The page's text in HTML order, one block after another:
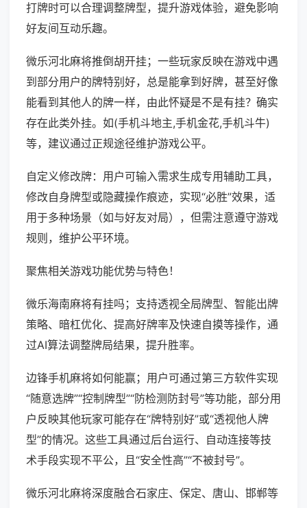
打牌时可以合理调整牌型，提升游戏体验，避免影响
好友间互动乐趣。
微乐河北麻将推倒胡开挂；一些玩家反映在游戏中遇
到部分用户的牌特别好，总是能拿到好牌，甚至好像
能看到其他人的牌一样，由此怀疑是不是有挂？确实
存在此类外挂。如(手机斗地主,手机金花,手机斗牛)
等，建议通过正规途径维护游戏公平。
自定义修改牌：用户可输入需求生成专用辅助工具，
修改自身牌型或隐藏操作痕迹，实现“必胜”效果，适
用于多种场景（如与好友对局），但需注意遵守游戏
规则，维护公平环境。
聚焦相关游戏功能优势与特色！
微乐海南麻将有挂吗；支持透视全局牌型、智能出牌
策略、暗杠优化、提高好牌率及快速自摸等操作，通
过AI算法调整牌局结果，提升胜率。
边锋手机麻将如何能赢；用户可通过第三方软件实现
“随意选牌”“控制牌型”“防检测防封号”等功能，部分用
户反映其他玩家可能存在“牌特别好”或“透视他人牌
型”的情况。这些工具通过后台运行、自动连接等技
术手段实现不平公，且“安全性高”“不被封号”。
微乐河北麻将深度融合石家庄、保定、唐山、邯郸等